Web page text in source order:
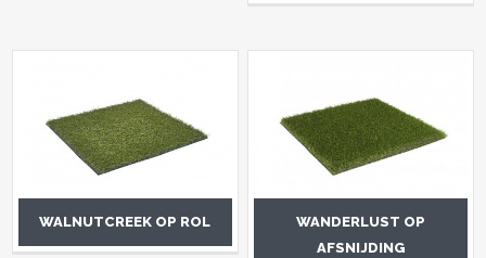
WALNUTCREEK OP ROL
WANDERLUST OP
AFSNIJDING